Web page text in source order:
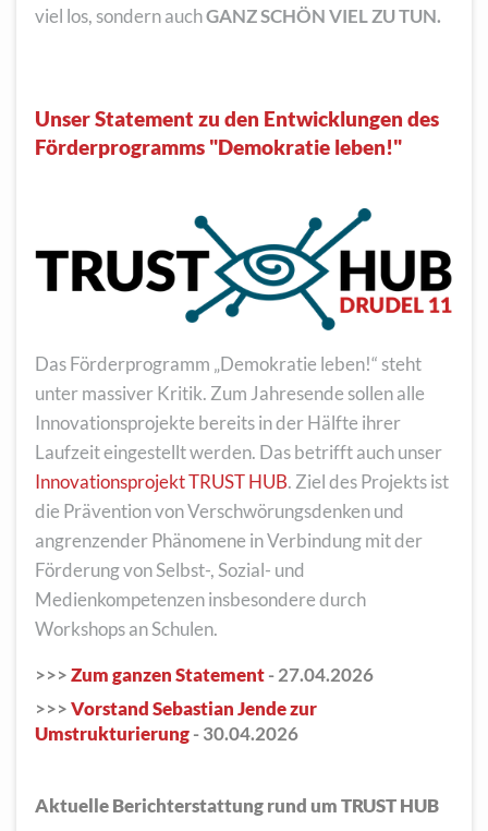
viel los, sondern auchGANZ SCHÖN VIEL ZU TUN.
Unser Statement zu den Entwicklungen des
Förderprogramms "Demokratie leben!"
Das Förderprogramm „Demokratie leben!“ steht
unter massiver Kritik. Zum Jahresende sollen alle
Innovationsprojekte bereits in der Hälfte ihrer
Laufzeit eingestellt werden. Das betrifft auch unser
Innovationsprojekt TRUST HUB. Ziel des Projekts ist
die Prävention von Verschwörungsdenken und
angrenzender Phänomene in Verbindung mit der
Förderung von Selbst-, Sozial- und
Medienkompetenzen insbesondere durch
Workshops an Schulen.
>>>Zum ganzen Statement- 27.04.2026
>>>Vorstand Sebastian Jende zur
Umstrukturierung- 30.04.2026
Aktuelle Berichterstattung rund um TRUST HUB